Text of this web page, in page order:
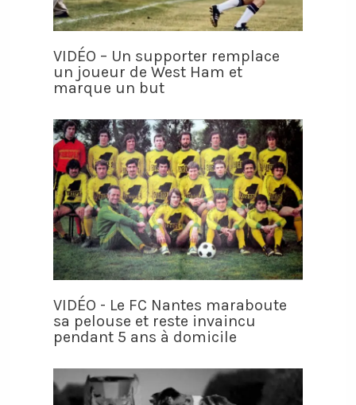
VIDÉO – Un supporter remplace
un joueur de West Ham et
marque un but
VIDÉO - Le FC Nantes maraboute
sa pelouse et reste invaincu
pendant 5 ans à domicile